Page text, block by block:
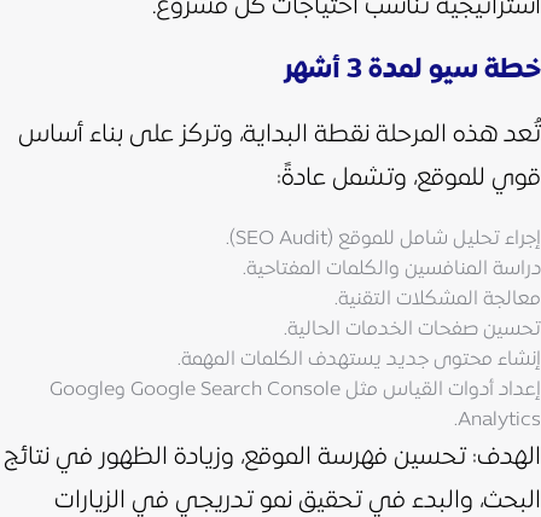
استراتيجية تناسب احتياجات كل مشروع.
خطة سيو لمدة 3 أشهر
تُعد هذه المرحلة نقطة البداية، وتركز على بناء أساس
قوي للموقع، وتشمل عادةً:
إجراء تحليل شامل للموقع (SEO Audit).
دراسة المنافسين والكلمات المفتاحية.
معالجة المشكلات التقنية.
تحسين صفحات الخدمات الحالية.
إنشاء محتوى جديد يستهدف الكلمات المهمة.
إعداد أدوات القياس مثل Google Search Console وGoogle
Analytics.
الهدف: تحسين فهرسة الموقع، وزيادة الظهور في نتائج
البحث، والبدء في تحقيق نمو تدريجي في الزيارات